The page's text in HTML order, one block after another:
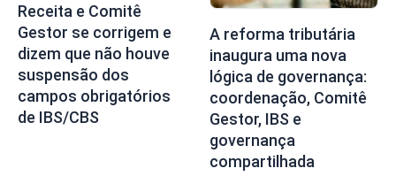
Receita e Comitê
Gestor se corrigem e
dizem que não houve
suspensão dos
campos obrigatórios
de IBS/CBS
A reforma tributária
inaugura uma nova
lógica de governança:
coordenação, Comitê
Gestor, IBS e
governança
compartilhada